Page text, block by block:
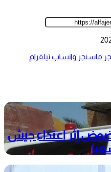
ماسنجر واتساب تيلقرام
إثر اعتداء جيش